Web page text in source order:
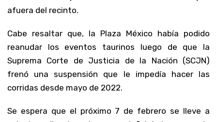
afuera del recinto.
Cabe resaltar que, la Plaza México había podido
reanudar los eventos taurinos luego de que la
Suprema Corte de Justicia de la Nación (SCJN)
frenó una suspensión que le impedía hacer las
corridas desde mayo de 2022.
Se espera que el próximo 7 de febrero se lleve a